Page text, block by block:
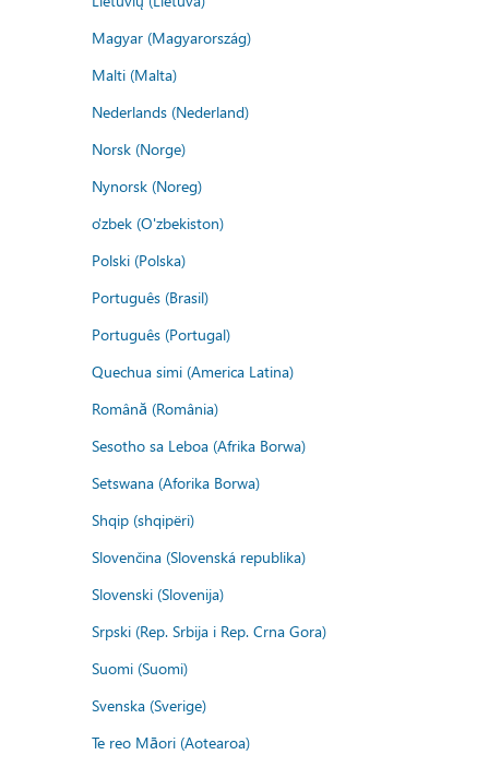
Magyar (Magyarország)
Malti (Malta)
Nederlands (Nederland)
Norsk (Norge)
Nynorsk (Noreg)
o'zbek (O'zbekiston)
Polski (Polska)
Português (Brasil)
Português (Portugal)
Quechua simi (America Latina)
Română (România)
Sesotho sa Leboa (Afrika Borwa)
Setswana (Aforika Borwa)
Shqip (shqipëri)
Slovenčina (Slovenská republika)
Slovenski (Slovenija)
Srpski (Rep. Srbija i Rep. Crna Gora)
Suomi (Suomi)
Svenska (Sverige)
Te reo Māori (Aotearoa)